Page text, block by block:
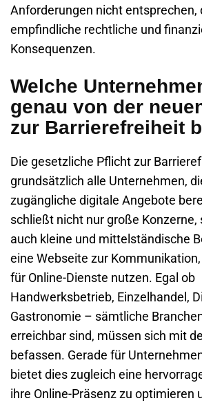
Anforderungen nicht entsprechen,
empfindliche rechtliche und
Konsequenzen.
Welche
genau von der
zur Barrierefreiheit
Die gesetzliche Pflicht zur
grundsätzlich alle Unternehmen,
zugängliche digitale Angebote
schließt nicht nur große Konzerne,
auch kleine und mittelständische
eine Webseite zur
für Online-Dienste nutzen. Egal ob
Handwerksbetrieb, Einzelhandel,
Gastronomie – sämtliche
erreichbar sind, müssen sich mit
befassen. Gerade für
bietet dies zugleich eine
ihre Online-Präsenz zu optimieren